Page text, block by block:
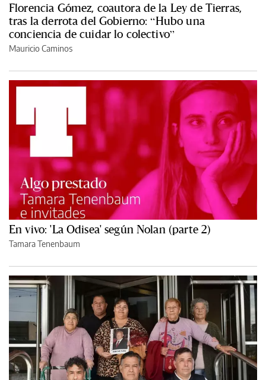
Florencia Gómez, coautora de la Ley de Tierras,
tras la derrota del Gobierno: “Hubo una
conciencia de cuidar lo colectivo”
Mauricio Caminos
En vivo: 'La Odisea' según Nolan (parte 2)
Tamara Tenenbaum